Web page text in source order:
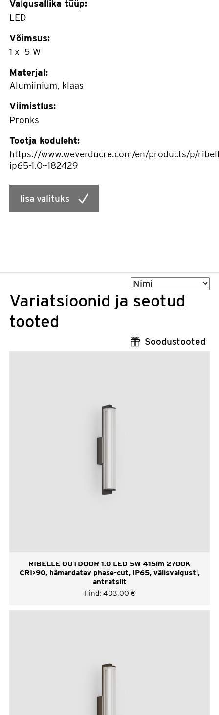
Valgusallika tüüp:
LED
Võimsus:
1 x 5 W
Materjal:
Alumiinium, klaas
Viimistlus:
Pronks
Tootja koduleht:
https://www.weverducre.com/en/products/p/
ip65-1.0~182429
lisa valituks
Sorteeri
Variatsioonid ja seotud
tooted
Soodustooted
RIBELLE OUTDOOR 1.0 LED 5W 415lm 2700K
CRI>90, hämardatav phase-cut, IP65, välisvalgusti,
antratsiit
Hind: 403,00 €